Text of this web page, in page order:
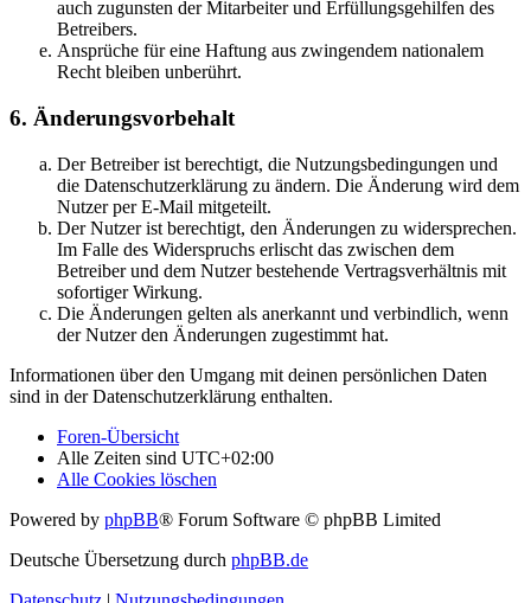
auch zugunsten der Mitarbeiter und Erfüllungsgehilfen des
Betreibers.
Ansprüche für eine Haftung aus zwingendem nationalem
Recht bleiben unberührt.
6. Änderungsvorbehalt
Der Betreiber ist berechtigt, die Nutzungsbedingungen und
die Datenschutzerklärung zu ändern. Die Änderung wird dem
Nutzer per E-Mail mitgeteilt.
Der Nutzer ist berechtigt, den Änderungen zu widersprechen.
Im Falle des Widerspruchs erlischt das zwischen dem
Betreiber und dem Nutzer bestehende Vertragsverhältnis mit
sofortiger Wirkung.
Die Änderungen gelten als anerkannt und verbindlich, wenn
der Nutzer den Änderungen zugestimmt hat.
Informationen über den Umgang mit deinen persönlichen Daten
sind in der Datenschutzerklärung enthalten.
Foren-Übersicht
Alle Zeiten sind UTC+02:00
Alle Cookies löschen
Powered by phpBB® Forum Software © phpBB Limited
Deutsche Übersetzung durch phpBB.de